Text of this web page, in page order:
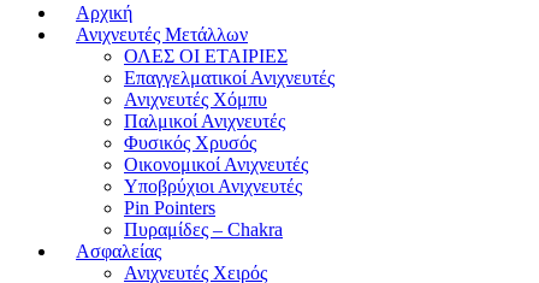
Αρχική
Ανιχνευτές Μετάλλων
ΟΛΕΣ ΟΙ ΕΤΑΙΡΙΕΣ
Επαγγελματικοί Ανιχνευτές
Ανιχνευτές Χόμπυ
Παλμικοί Ανιχνευτές
Φυσικός Χρυσός
Οικονομικοί Ανιχνευτές
Υποβρύχιοι Ανιχνευτές
Pin Pointers
Πυραμίδες – Chakra
Ασφαλείας
Ανιχνευτές Χειρός